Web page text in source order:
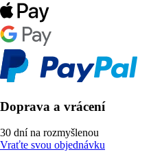
Doprava a vrácení
30 dní na rozmyšlenou
Vraťte svou objednávku